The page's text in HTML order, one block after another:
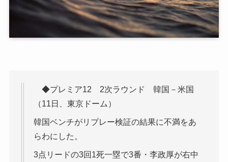
◆プレミア12 2次ラウンド 韓国－米国
（11日、東京ドーム）
韓国ベンチがリプレー検証の結果に不満をあ
らわにした。
3点リードの3回1死一塁で3番・李政厚が右中